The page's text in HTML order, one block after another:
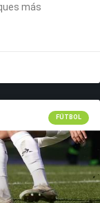
más
FÚTBOL